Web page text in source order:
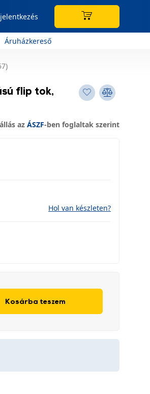
Áruházkereső
flip tok,
az ÁSZF-ben foglaltak szerint
Hol van készleten?
Kosárba teszem